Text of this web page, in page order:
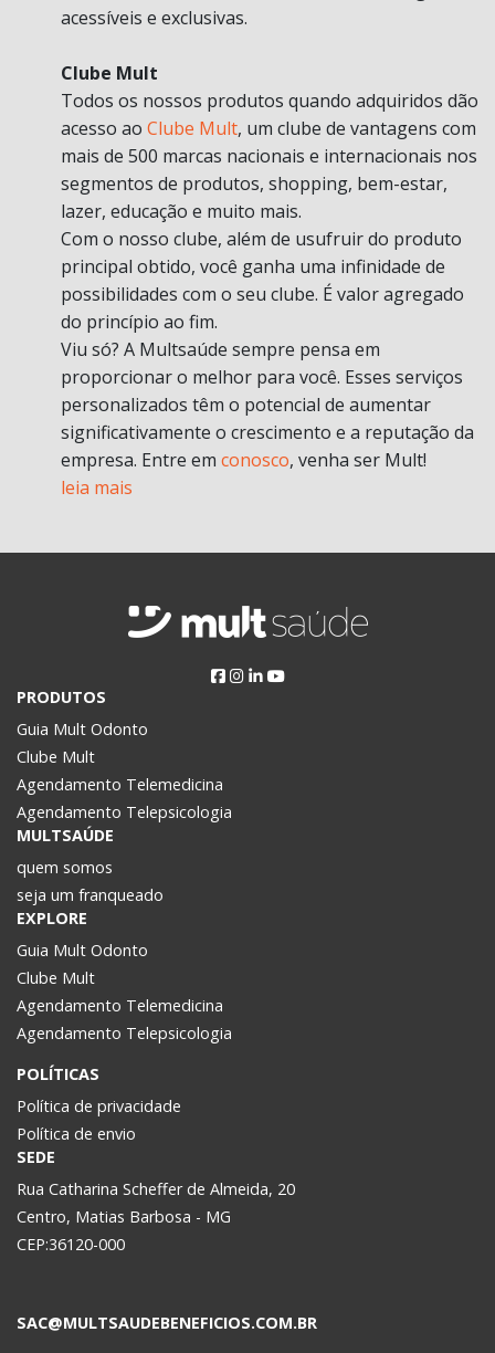
acessíveis e exclusivas.
Clube Mult
Todos os nossos produtos quando adquiridos dão
acesso ao Clube Mult, um clube de vantagens com
mais de 500 marcas nacionais e internacionais nos
segmentos de produtos, shopping, bem-estar,
lazer, educação e muito mais.
Com o nosso clube, além de usufruir do produto
principal obtido, você ganha uma infinidade de
possibilidades com o seu clube. É valor agregado
do princípio ao fim.
Viu só? A Multsaúde sempre pensa em
proporcionar o melhor para você. Esses serviços
personalizados têm o potencial de aumentar
significativamente o crescimento e a reputação da
empresa. Entre em conosco, venha ser Mult!
leia mais
PRODUTOS
Guia Mult Odonto
Clube Mult
Agendamento Telemedicina
Agendamento Telepsicologia
MULTSAÚDE
quem somos
seja um franqueado
EXPLORE
Guia Mult Odonto
Clube Mult
Agendamento Telemedicina
Agendamento Telepsicologia
POLÍTICAS
Política de privacidade
Política de envio
SEDE
Rua Catharina Scheffer de Almeida, 20
Centro, Matias Barbosa - MG
CEP:36120-000
SAC@MULTSAUDEBENEFICIOS.COM.BR